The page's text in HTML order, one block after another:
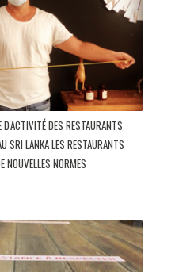
D'ACTIVITÉ DES RESTAURANTS
SRI LANKA LES RESTAURANTS
NOUVELLES NORMES